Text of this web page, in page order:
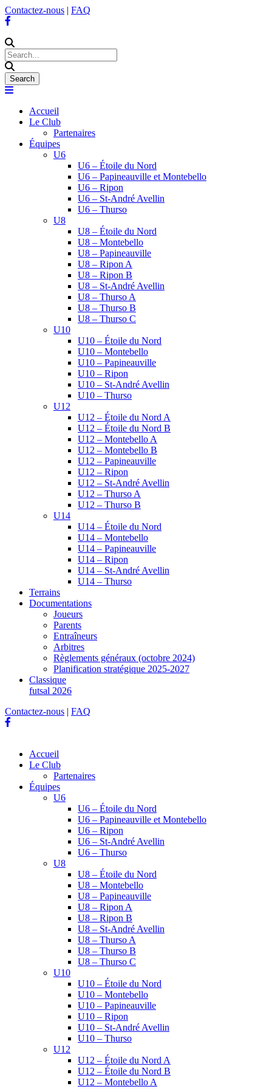
Contactez-nous | FAQ
Accueil
Le Club
Partenaires
Équipes
U6
U6 – Étoile du Nord
U6 – Papineauville et Montebello
U6 – Ripon
U6 – St-André Avellin
U6 – Thurso
U8
U8 – Étoile du Nord
U8 – Montebello
U8 – Papineauville
U8 – Ripon A
U8 – Ripon B
U8 – St-André Avellin
U8 – Thurso A
U8 – Thurso B
U8 – Thurso C
U10
U10 – Étoile du Nord
U10 – Montebello
U10 – Papineauville
U10 – Ripon
U10 – St-André Avellin
U10 – Thurso
U12
U12 – Étoile du Nord A
U12 – Étoile du Nord B
U12 – Montebello A
U12 – Montebello B
U12 – Papineauville
U12 – Ripon
U12 – St-André Avellin
U12 – Thurso A
U12 – Thurso B
U14
U14 – Étoile du Nord
U14 – Montebello
U14 – Papineauville
U14 – Ripon
U14 – St-André Avellin
U14 – Thurso
Terrains
Documentations
Joueurs
Parents
Entraîneurs
Arbitres
Règlements généraux (octobre 2024)
Planification stratégique 2025-2027
Classique
futsal 2026
Contactez-nous | FAQ
Accueil
Le Club
Partenaires
Équipes
U6
U6 – Étoile du Nord
U6 – Papineauville et Montebello
U6 – Ripon
U6 – St-André Avellin
U6 – Thurso
U8
U8 – Étoile du Nord
U8 – Montebello
U8 – Papineauville
U8 – Ripon A
U8 – Ripon B
U8 – St-André Avellin
U8 – Thurso A
U8 – Thurso B
U8 – Thurso C
U10
U10 – Étoile du Nord
U10 – Montebello
U10 – Papineauville
U10 – Ripon
U10 – St-André Avellin
U10 – Thurso
U12
U12 – Étoile du Nord A
U12 – Étoile du Nord B
U12 – Montebello A